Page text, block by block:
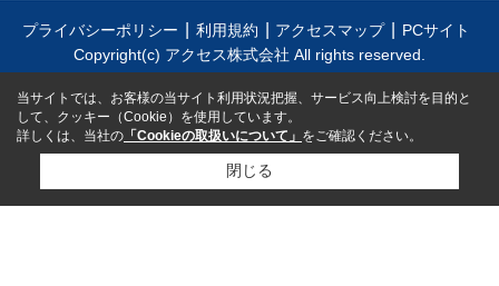
プライバシーポリシー 利用規約 アクセスマップ
PCサイト
Copyright(c) アクセス株式会社 All rights reserved.
当サイトでは、お客様の当サイト利用状況把握、サービス向上検討を目的と
して、クッキー（Cookie）を使用しています。
詳しくは、当社の 「Cookieの取扱いについて」 をご確認ください。
閉じる